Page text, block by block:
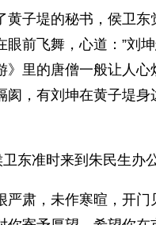
黄子堤的秘书，侯卫东
眼前飞舞，心道：”刘
》里的唐僧一般让人心
阂，有刘坤在黄子堤身
东准时来到朱民生办公
严肃，未作寒暄，开门